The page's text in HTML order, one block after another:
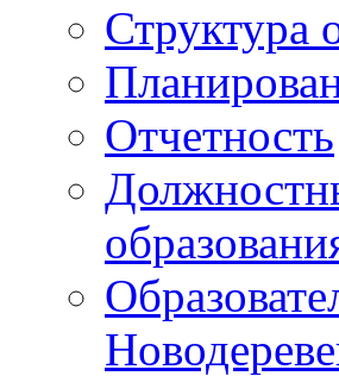
Структура
Отчетность